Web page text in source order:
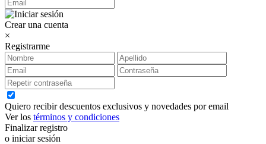
Crear una cuenta
×
Registrarme
Quiero recibir descuentos exclusivos y novedades por email
Ver los términos y condiciones
Finalizar registro
o iniciar sesión